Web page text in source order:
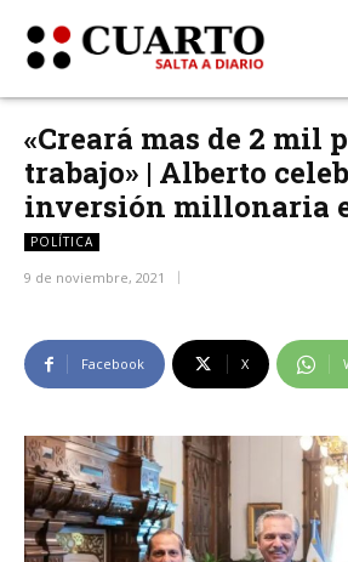
«Creará mas de 2 mil
trabajo» | Alberto
inversión millonaria
POLÍTICA
9 de noviembre, 2021
Facebook X